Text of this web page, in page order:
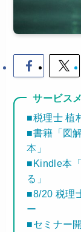
サービス
■税理士 植
■書籍「図
本」
■Kindle本
る」
■8/20 税理
ー
■セミナー